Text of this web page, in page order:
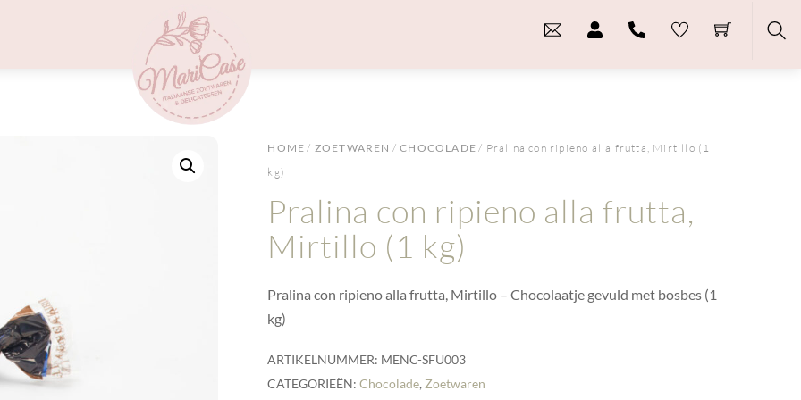
Menu
HOME / ZOETWAREN /CHOCOLADE / Pralina con ripieno alla frutta, Mirtillo (1
kg)
Pralina con ripieno alla frutta,
Mirtillo (1 kg)
Pralina con ripieno alla frutta, Mirtillo – Chocolaatje gevuld met bosbes (1
kg)
ARTIKELNUMMER: MENC-SFU003
CATEGORIEËN:Chocolade, Zoetwaren